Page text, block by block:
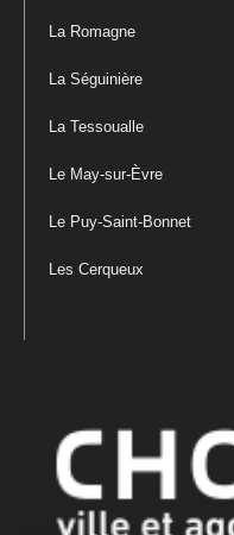
La Romagne
La Séguinière
La Tessoualle
Le May-sur-Èvre
Le Puy-Saint-Bonnet
Les Cerqueux